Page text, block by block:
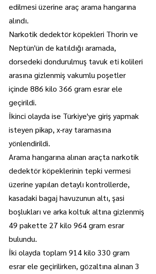
edilmesi üzerine araç arama hangarına
alındı.
Narkotik dedektör köpekleri Thorin ve
Neptün'ün de katıldığı aramada,
dorsedeki dondurulmuş tavuk eti kolileri
arasına gizlenmiş vakumlu poşetler
içinde 886 kilo 366 gram esrar ele
geçirildi.
İkinci olayda ise Türkiye'ye giriş yapmak
isteyen pikap, x-ray taramasına
yönlendirildi.
Arama hangarına alınan araçta narkotik
dedektör köpeklerinin tepki vermesi
üzerine yapılan detaylı kontrollerde,
kasadaki bagaj havuzunun altı, şasi
boşlukları ve arka koltuk altına gizlenmiş
49 pakette 27 kilo 964 gram esrar
bulundu.
İki olayda toplam 914 kilo 330 gram
esrar ele geçirilirken, gözaltına alınan 3